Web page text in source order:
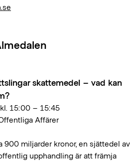
skattemedel – vad kan
15:00 – 15:45
Affärer
900 miljarder kronor, en sjättedel av
upphandling är att främja